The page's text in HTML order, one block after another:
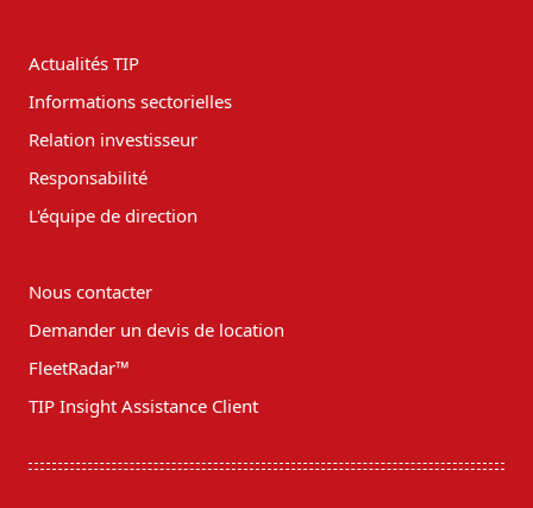
Actualités TIP
Informations sectorielles
Relation investisseur
Responsabilité
L'équipe de direction
Nous contacter
Demander un devis de location
FleetRadar™
TIP Insight Assistance Client